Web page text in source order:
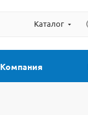
Каталог
Компания